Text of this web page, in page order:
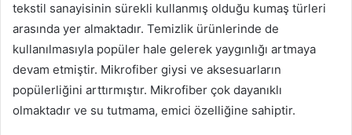
tekstil sanayisinin sürekli kullanmış olduğu kumaş türleri
arasında yer almaktadır. Temizlik ürünlerinde de
kullanılmasıyla popüler hale gelerek yaygınlığı artmaya
devam etmiştir. Mikrofiber giysi ve aksesuarların
popülerliğini arttırmıştır. Mikrofiber çok dayanıklı
olmaktadır ve su tutmama, emici özelliğine sahiptir.